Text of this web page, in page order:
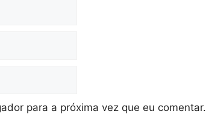
para a próxima vez que eu comentar.